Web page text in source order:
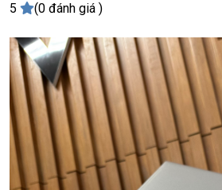
5 (0 đánh giá )